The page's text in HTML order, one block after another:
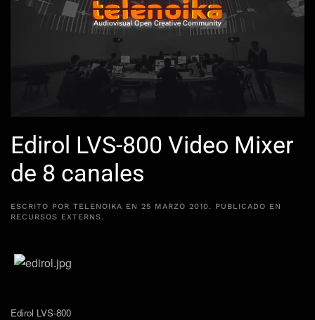
Edirol LVS-800 Video Mixer
de 8 canales
ESCRITO POR TELENOIKA EN 25 MARZO 2010. PUBLICADO EN
RECURSOS EXTERNS.
Edirol LVS-800